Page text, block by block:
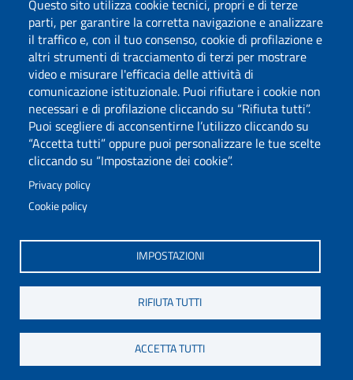
Questo sito utilizza cookie tecnici, propri e di terze
parti, per garantire la corretta navigazione e analizzare
il traffico e, con il tuo consenso, cookie di profilazione e
altri strumenti di tracciamento di terzi per mostrare
video e misurare l'efficacia delle attività di
comunicazione istituzionale. Puoi rifiutare i cookie non
necessari e di profilazione cliccando su “Rifiuta tutti”.
Puoi scegliere di acconsentirne l’utilizzo cliccando su
“Accetta tutti” oppure puoi personalizzare le tue scelte
cliccando su “Impostazione dei cookie”.
Privacy policy
Cookie policy
IMPOSTAZIONI
RIFIUTA TUTTI
ACCETTA TUTTI
C.F.: 80019600925
P.I.: 00443370929
Posta Elettronica Certificata
Dichiarazione di Accessibilità
Privacy